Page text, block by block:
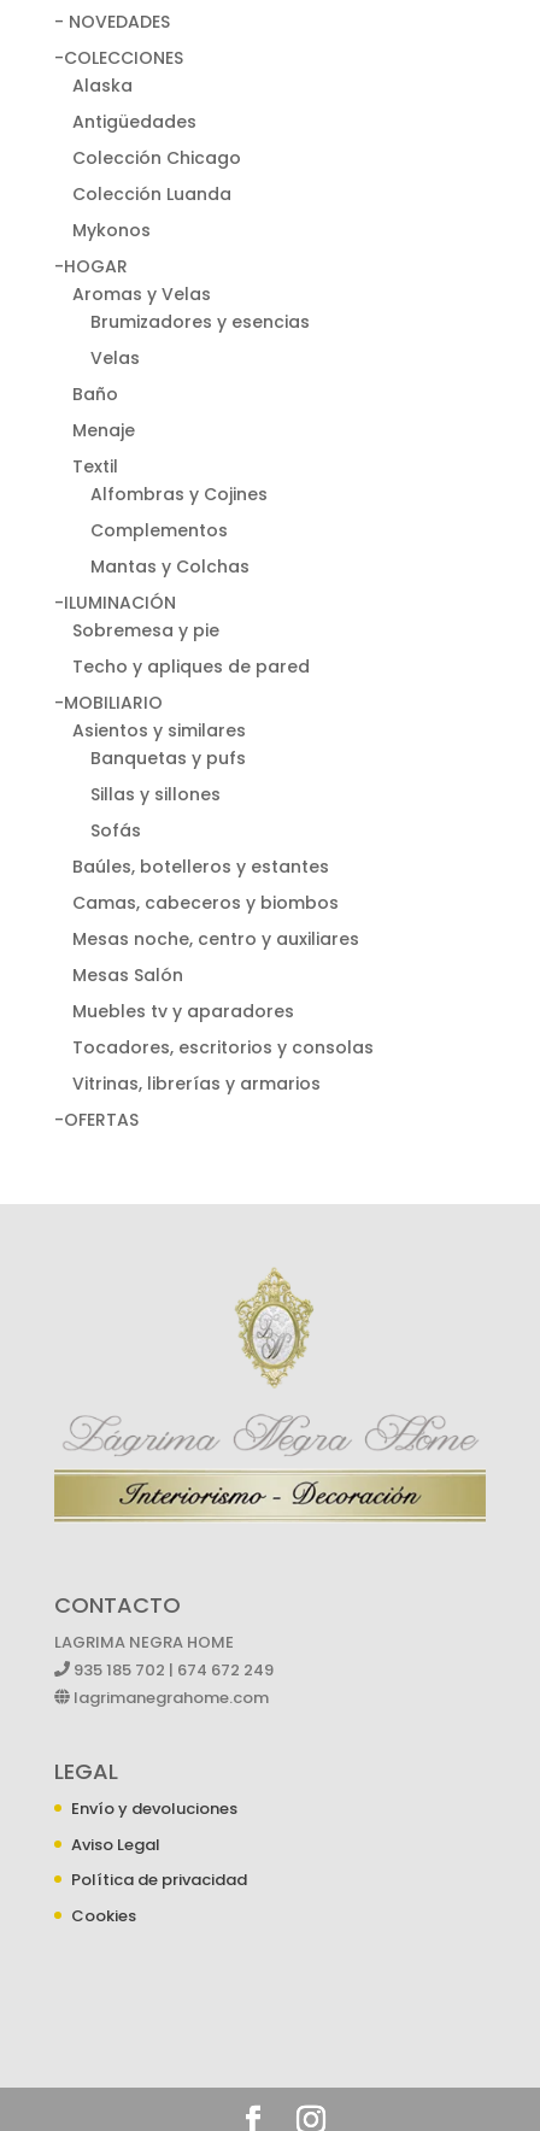
- NOVEDADES
-COLECCIONES
Alaska
Antigüedades
Colección Chicago
Colección Luanda
Mykonos
-HOGAR
Aromas y Velas
Brumizadores y esencias
Velas
Baño
Menaje
Textil
Alfombras y Cojines
Complementos
Mantas y Colchas
-ILUMINACIÓN
Sobremesa y pie
Techo y apliques de pared
-MOBILIARIO
Asientos y similares
Banquetas y pufs
Sillas y sillones
Sofás
Baúles, botelleros y estantes
Camas, cabeceros y biombos
Mesas noche, centro y auxiliares
Mesas Salón
Muebles tv y aparadores
Tocadores, escritorios y consolas
Vitrinas, librerías y armarios
-OFERTAS
CONTACTO
LAGRIMA NEGRA HOME
935 185 702 | 674 672 249
lagrimanegrahome.com
LEGAL
Envío y devoluciones
Aviso Legal
Política de privacidad
Cookies